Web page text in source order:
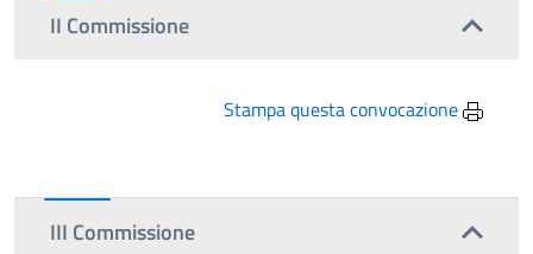
II Commissione
Stampa questa convocazione
III Commissione